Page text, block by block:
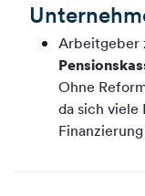
Arbeitgeber
Ohne
da sich viele